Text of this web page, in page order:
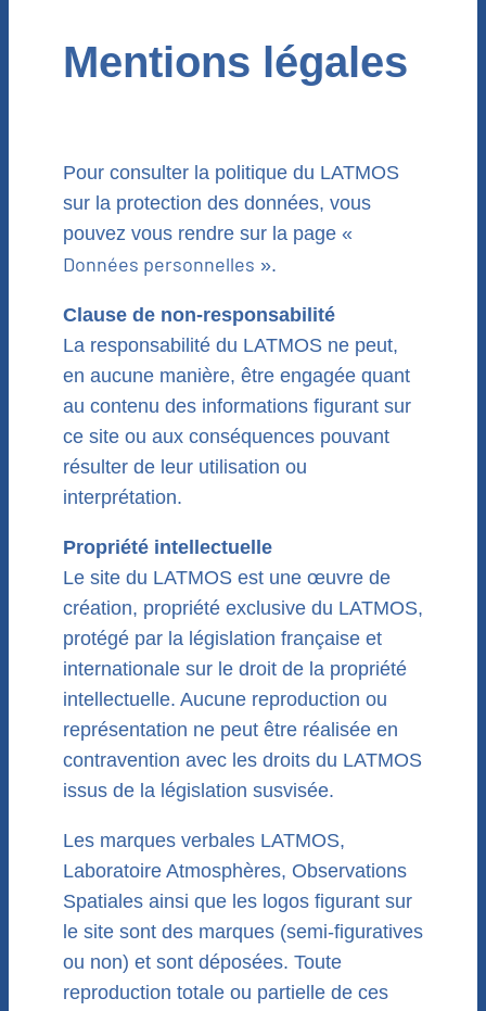
Mentions légales
Pour consulter la politique du LATMOS
sur la protection des données, vous
pouvez vous rendre sur la page «
Données personnelles ».
Clause de non-responsabilité
La responsabilité du LATMOS ne peut,
en aucune manière, être engagée quant
au contenu des informations figurant sur
ce site ou aux conséquences pouvant
résulter de leur utilisation ou
interprétation.
Propriété intellectuelle
Le site du LATMOS est une œuvre de
création, propriété exclusive du LATMOS,
protégé par la législation française et
internationale sur le droit de la propriété
intellectuelle. Aucune reproduction ou
représentation ne peut être réalisée en
contravention avec les droits du LATMOS
issus de la législation susvisée.
Les marques verbales LATMOS,
Laboratoire Atmosphères, Observations
Spatiales ainsi que les logos figurant sur
le site sont des marques (semi-figuratives
ou non) et sont déposées. Toute
reproduction totale ou partielle de ces